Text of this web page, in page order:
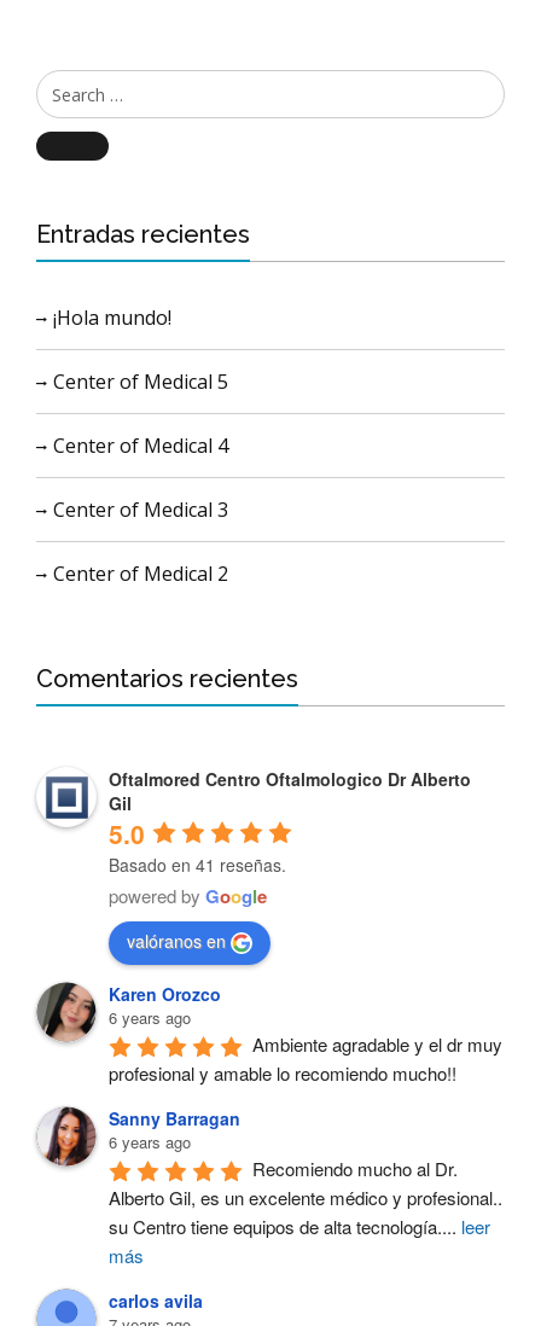
Search
Entradas recientes
¡Hola mundo!
Center of Medical 5
Center of Medical 4
Center of Medical 3
Center of Medical 2
Comentarios recientes
Oftalmored Centro Oftalmologico Dr Alberto
Gil
5.0
Basado en 41 reseñas.
powered by Google
valóranos en
Karen Orozco
6 years ago
Ambiente agradable y el dr muy
profesional y amable lo recomiendo mucho!!
Sanny Barragan
6 years ago
Recomiendo mucho al Dr.
Alberto Gil, es un excelente médico y profesional..
su Centro tiene equipos de alta tecnología.... leer
más
carlos avila